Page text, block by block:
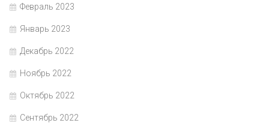
Февраль 2023
Январь 2023
Декабрь 2022
Ноябрь 2022
Октябрь 2022
Сентябрь 2022